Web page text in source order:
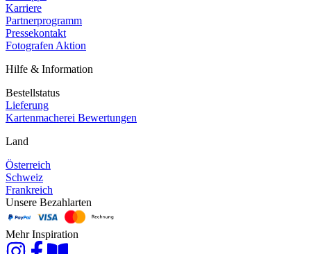
Karriere
Partnerprogramm
Pressekontakt
Fotografen Aktion
Hilfe & Information
Bestellstatus
Lieferung
Kartenmacherei Bewertungen
Land
Österreich
Schweiz
Frankreich
Unsere Bezahlarten
Mehr Inspiration